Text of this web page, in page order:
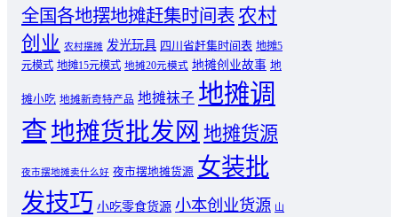
全国各地摆地摊赶集时间表 农村
创业 农村摆摊 发光玩具 四川省赶集时间表 地摊5
元模式 地摊15元模式 地摊20元模式 地摊创业故事 地
摊小吃 地摊新奇特产品 地摊袜子 地摊调
查地摊货批发网 地摊货源
夜市摆地摊卖什么好 夜市摆地摊货源 女装批
发技巧 小吃零食货源 小本创业货源 山